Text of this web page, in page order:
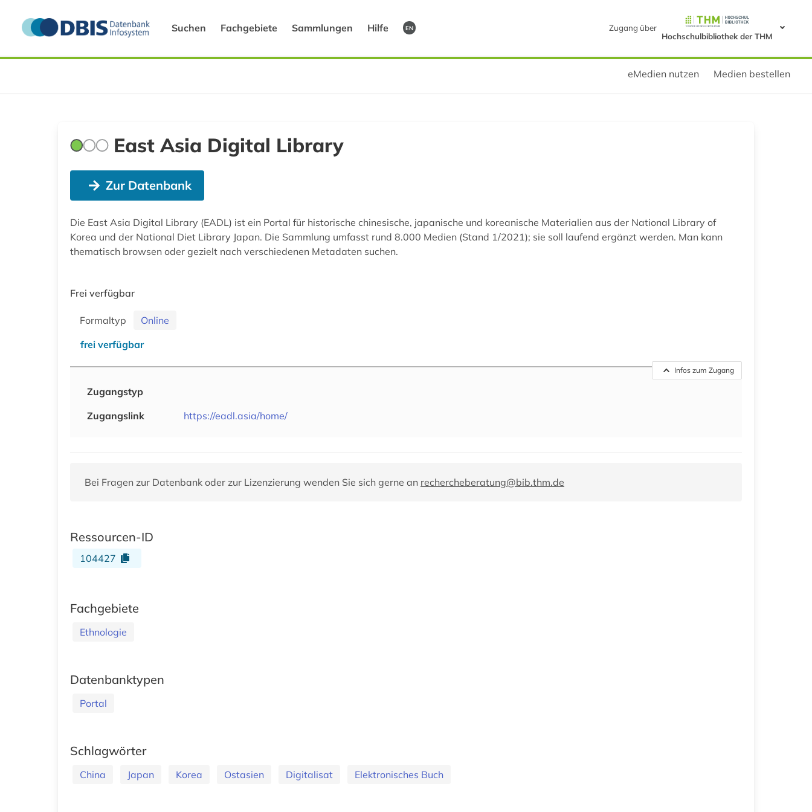
Suchen Fachgebiete Sammlungen Hilfe EN
Zugang über
Hochschulbibliothek der THM
eMedien nutzen Medien bestellen
East Asia Digital Library
Zur Datenbank
Die East Asia Digital Library (EADL) ist ein Portal für historische chinesische, japanische und koreanische Materialien aus der National Library of
Korea und der National Diet Library Japan. Die Sammlung umfasst rund 8.000 Medien (Stand 1/2021); sie soll laufend ergänzt werden. Man kann
thematisch browsen oder gezielt nach verschiedenen Metadaten suchen.
Frei verfügbar
Formaltyp
Online
frei verfügbar
Infos zum Zugang
Zugangstyp
Zugangslink
https://eadl.asia/home/
Bei Fragen zur Datenbank oder zur Lizenzierung wenden Sie sich gerne an rechercheberatung@bib.thm.de
Ressourcen-ID
104427
Fachgebiete
Ethnologie
Datenbanktypen
Portal
Schlagwörter
China Japan Korea Ostasien Digitalisat Elektronisches Buch